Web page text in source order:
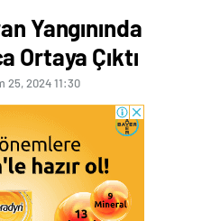
Yangınında
Ortaya Çıktı
25, 2024 11:30